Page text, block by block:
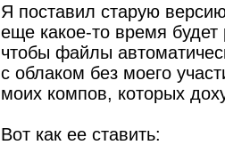
Я поставил старую
еще какое-то время
чтобы файлы
с облаком без моего
моих компов, которых
Вот как ее ставить: